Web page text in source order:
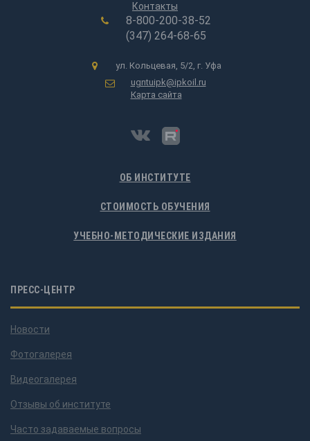
Контакты
8-800-200-38-52
(347) 264-68-65
ул. Кольцевая, 5/2, г. Уфа
ugntuipk@ipkoil.ru
Карта сайта
ОБ ИНСТИТУТЕ
СТОИМОСТЬ ОБУЧЕНИЯ
УЧЕБНО-МЕТОДИЧЕСКИЕ ИЗДАНИЯ
ПРЕСС-ЦЕНТР
Новости
Фотогалерея
Видеогалерея
Отзывы об институте
Часто задаваемые вопросы